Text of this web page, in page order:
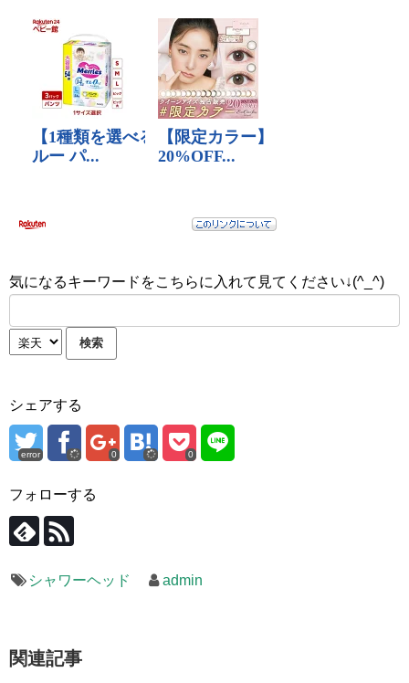
気になるキーワードをこちらに入れて見てください↓(^_^)
シェアする
error 0 0
フォローする
シャワーヘッド admin
関連記事